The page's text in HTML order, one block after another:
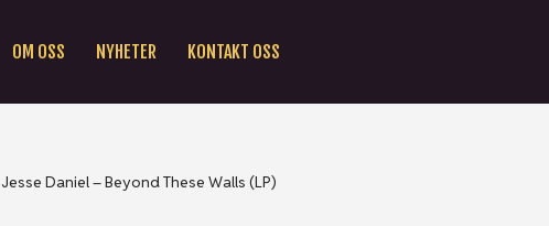
OM OSS NYHETER KONTAKT OSS
Jesse Daniel – Beyond These Walls (LP)